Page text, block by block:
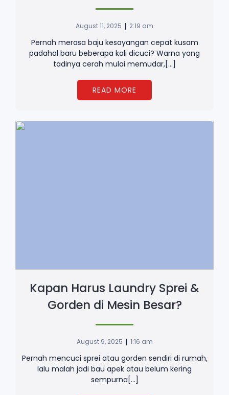
August 11, 2025 | 2:19 am
Pernah merasa baju kesayangan cepat kusam
padahal baru beberapa kali dicuci? Warna yang
tadinya cerah mulai memudar,[…]
READ MORE
Kapan Harus Laundry Sprei &
Gorden di Mesin Besar?
August 9, 2025 | 1:16 am
Pernah mencuci sprei atau gorden sendiri di rumah,
lalu malah jadi bau apek atau belum kering
sempurna[…]